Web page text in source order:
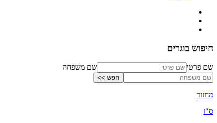
חיפוש בוגרים
שם פרטי שם משפחה
מחזור
ס"ז